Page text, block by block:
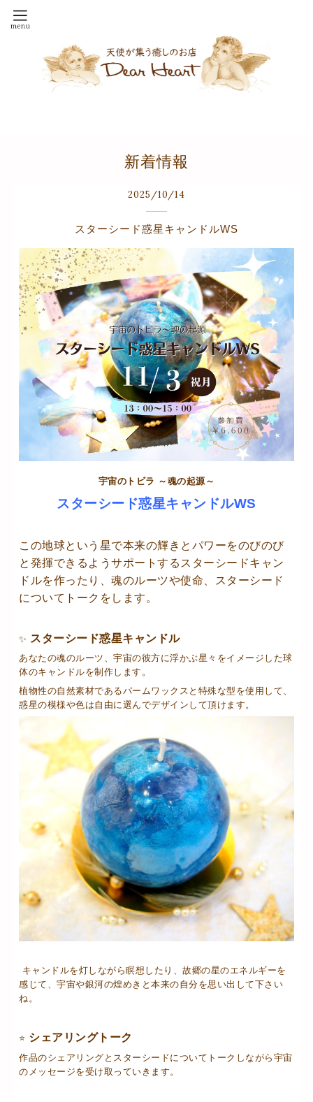
新着情報
2025 /10/14
スターシード惑星キャンドルWS
宇宙のトビラ ～魂の起源～
スターシード惑星キャンドルWS
この地球という星で本来の輝きとパワーをのびのび
と発揮できるようサポートするスターシードキャン
ドルを作ったり、魂のルーツや使命、スターシード
についてトークをします。
✨ スターシード惑星キャンドル
あなたの魂のルーツ、宇宙の彼方に浮かぶ星々をイメージした球
体のキャンドルを制作します。
植物性の自然素材であるパームワックスと特殊な型を使用して、
惑星の模様や色は自由に選んでデザインして頂けます。
キャンドルを灯しながら瞑想したり、故郷の星のエネルギーを
感じて、宇宙や銀河の煌めきと本来の自分を思い出して下さい
ね。
⭐ シェアリングトーク
作品のシェアリングとスターシードについてトークしながら宇宙
のメッセージを受け取っていきます。